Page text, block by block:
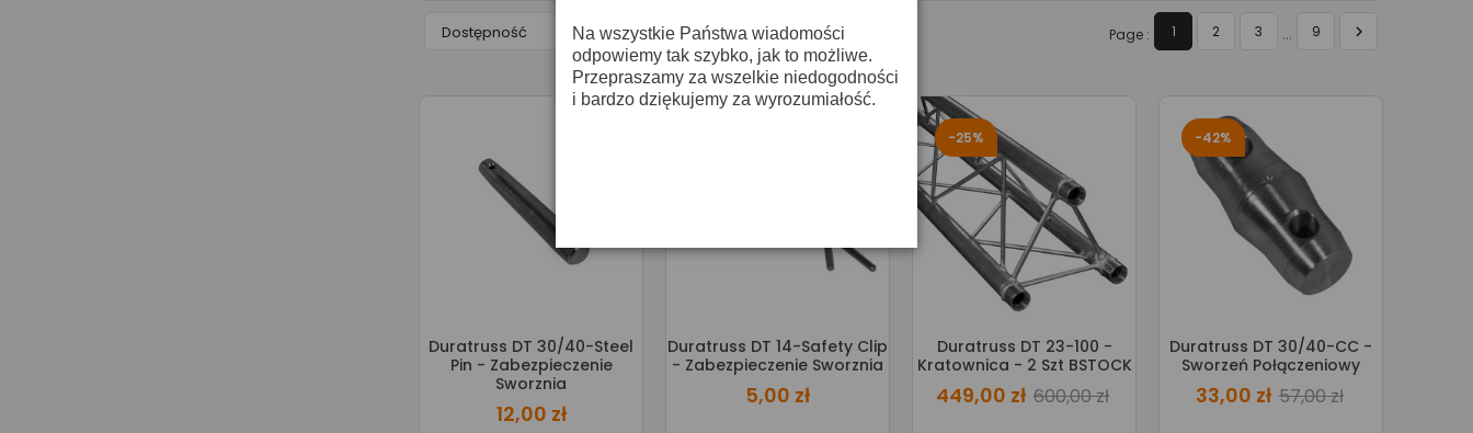
Dostępność  Page : 1 2 3 … 9 
Duratruss DT 30/40-Steel
Pin - Zabezpieczenie
Sworznia
12,00 zł
Duratruss DT 14-Safety Clip
- Zabezpieczenie Sworznia
5,00 zł
-25%
Duratruss DT 23-100 -
Kratownica - 2 Szt BSTOCK
449,00 zł 600,00 zł
-42%
Duratruss DT 30/40-CC -
Sworzeń Połączeniowy
33,00 zł 57,00 zł
Na wszystkie Państwa wiadomości
odpowiemy tak szybko, jak to możliwe.
Przepraszamy za wszelkie niedogodności
i bardzo dziękujemy za wyrozumiałość.